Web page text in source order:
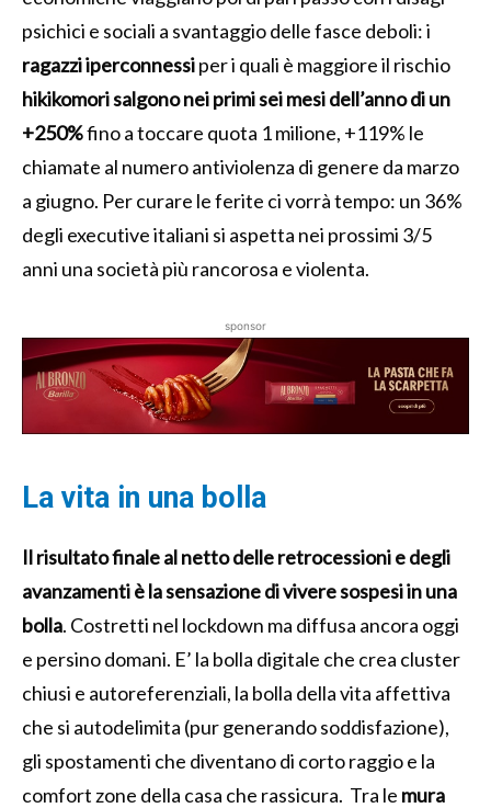
psichici e sociali a svantaggio delle fasce deboli: i
ragazzi iperconnessiper i quali è maggiore il rischio
hikikomorisalgono nei primi sei mesi dell’anno di un
+250%fino a toccare quota 1 milione, +119% le
chiamate al numero antiviolenza di genere da marzo
a giugno. Per curare le ferite ci vorrà tempo: un 36%
degli executive italiani si aspetta nei prossimi 3/5
anni una società più rancorosa e violenta.
sponsor
La vita in una bolla
Il risultato finale al netto delle retrocessioni e degli
avanzamenti è la sensazione di vivere sospesi in una
bolla. Costretti nel lockdown ma diffusa ancora oggi
e persino domani. E’ la bolla digitale che crea cluster
chiusi e autoreferenziali, la bolla della vita affettiva
che si autodelimita (pur generando soddisfazione),
gli spostamenti che diventano di corto raggio e la
comfort zone della casa che rassicura. Tra le mura